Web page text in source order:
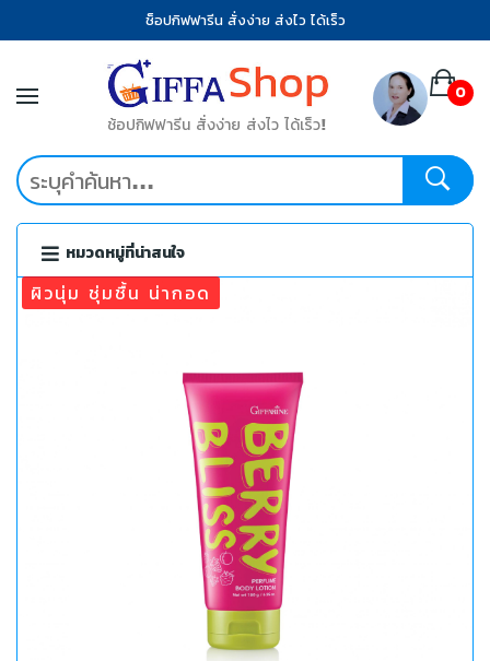
ช็อปกิฟฟารีน สั่งง่าย ส่งไว ได้เร็ว
ช้อปกิฟฟารีน สั่งง่าย ส่งไว ได้เร็ว!
0
หมวดหมู่ที่น่าสนใจ
ผิวนุ่ม ชุ่มชื้น น่ากอด